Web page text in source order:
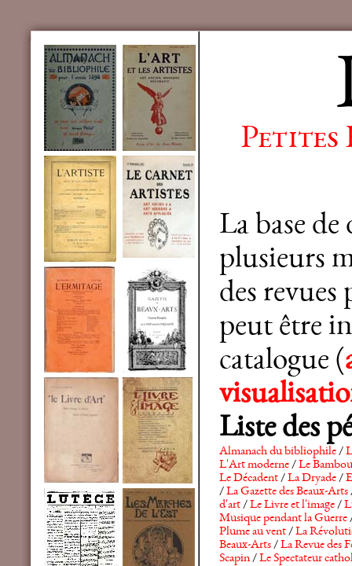
Petites
La base
plusieurs
des revues
peut être
catalogue (
Liste des
Almanach du bibliophile/
L'Art moderne/Le Bambou
Le Décadent/La Dryade/
/La Gazette des Beaux-Arts
d'art/Le Livre et l'image/
Musique pendant la Guerre
Plume au vent/La
Beaux-Arts/La Revue des
Scapin/Le Spectateur